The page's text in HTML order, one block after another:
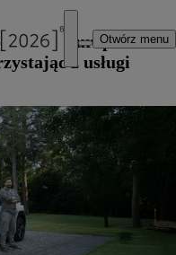
Otwórz menu
po Europie
z usługi